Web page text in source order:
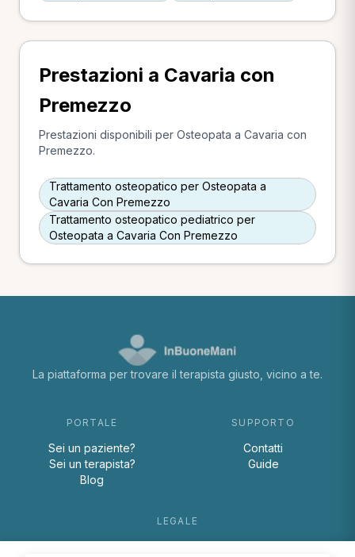
Prestazioni a Cavaria con
Premezzo
Prestazioni disponibili per Osteopata a Cavaria con
Premezzo.
Trattamento osteopatico per Osteopata a
Cavaria Con Premezzo
Trattamento osteopatico pediatrico per
Osteopata a Cavaria Con Premezzo
La piattaforma per trovare il terapista giusto, vicino a te.
PORTALE
Sei un paziente?
Sei un terapista?
Blog
SUPPORTO
Contatti
Guide
LEGALE